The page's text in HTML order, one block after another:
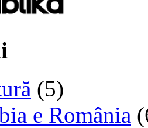
(5)
e România